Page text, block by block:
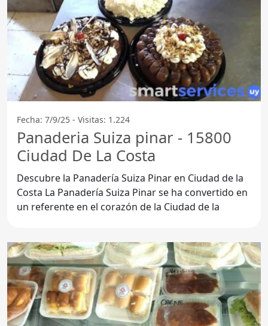
Fecha: 7/9/25 - Visitas: 1.224
Panaderia Suiza pinar - 15800
Ciudad De La Costa
Descubre la Panadería Suiza Pinar en Ciudad de la
Costa La Panadería Suiza Pinar se ha convertido en
un referente en el corazón de la Ciudad de la